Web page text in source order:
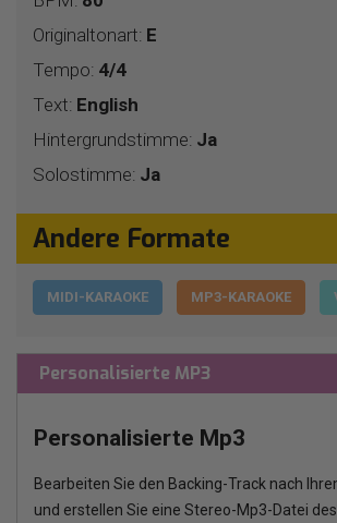
Originaltonart: E
Tempo: 4/4
Text: English
Hintergrundstimme: Ja
Solostimme: Ja
Andere Formate
MIDI-KARAOKE MP3-KARAOKE
Personalisierte MP3
Personalisierte Mp3
Bearbeiten Sie den Backing-Track nach
und erstellen Sie eine Stereo-Mp3-Datei